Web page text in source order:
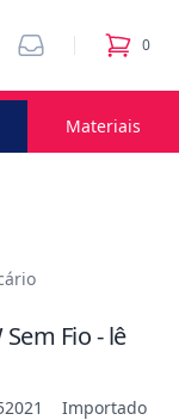
Pedidos 0
itens
Materiais
Fio - lê
Importado